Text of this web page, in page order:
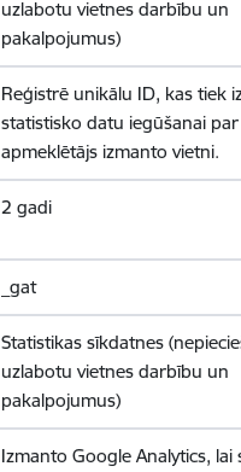
uzlabotu vietnes darbību un
pakalpojumus)
Reģistrē unikālu ID, kas tiek
statistisko datu iegūšanai
apmeklētājs izmanto vietni.
2 gadi
_gat
Statistikas sīkdatnes
uzlabotu vietnes darbību un
pakalpojumus)
Izmanto Google Analytics, lai